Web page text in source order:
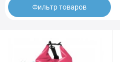
Фильтр товаров